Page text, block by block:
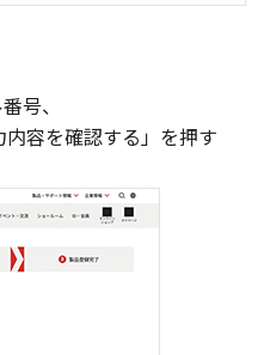
号、
容を確認する」を押す